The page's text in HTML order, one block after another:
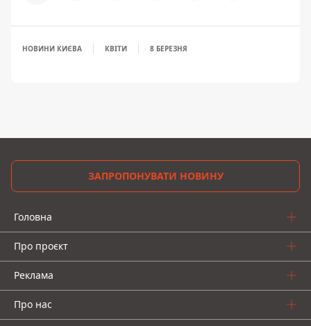
НОВИНИ КИЄВА КВІТИ 8 БЕРЕЗНЯ
ЗАПРОПОНУВАТИ НОВИНУ
Головна
Про проєкт
Реклама
Про нас